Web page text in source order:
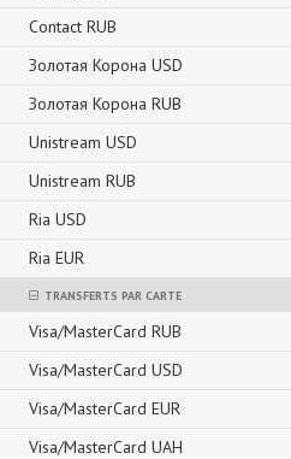
Contact RUB
Золотая Корона USD
Золотая Корона RUB
Unistream USD
Unistream RUB
Ria USD
Ria EUR
TRANSFERTS PAR CARTE
Visa/MasterCard RUB
Visa/MasterCard USD
Visa/MasterCard EUR
Visa/MasterCard UAH